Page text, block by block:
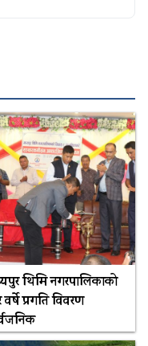
थिमि नगरपालिकाको
वर्षे प्रगति विवरण